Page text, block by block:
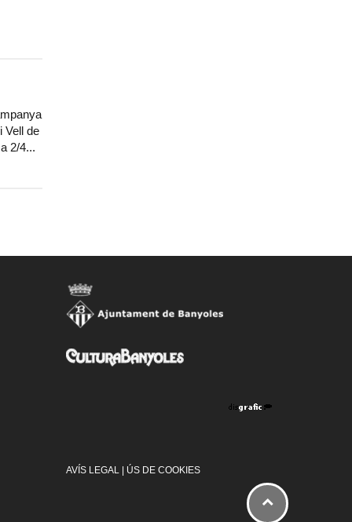
Vell de
2/4...
AVÍS LEGAL| ÚS DE COOKIES